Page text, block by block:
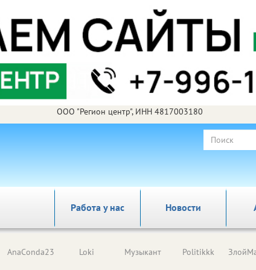
ООО "Регион центр", ИНН 4817003180
Работа у нас Новости
AnaConda23 Loki Музыкант Politikkk